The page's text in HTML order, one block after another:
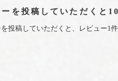
ーを投稿していただくと
を投稿していただくと、レビュー1